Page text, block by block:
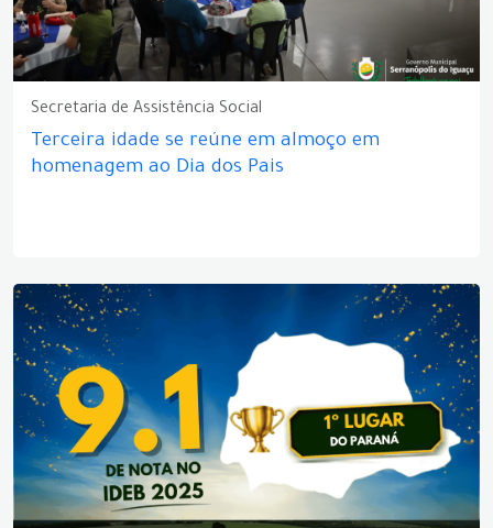
Secretaria de Assistência Social
Terceira idade se reúne em almoço em
homenagem ao Dia dos Pais